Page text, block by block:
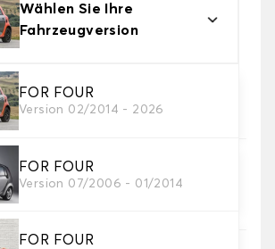
Wählen Sie Ihre
Fahrzeugversion
FOR FOUR
Version 02/2014 - 2026
FOR FOUR
Version 07/2006 - 01/2014
FOR FOUR
Material Ihres Autofussmatten
Anzahl der Automatten, die Sie